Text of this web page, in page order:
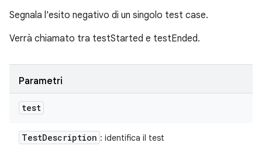
Segnala l'esito negativo di un singolo test case.
Verrà chiamato tra testStarted e testEnded.
Parametri
test
TestDescription : identifica il test